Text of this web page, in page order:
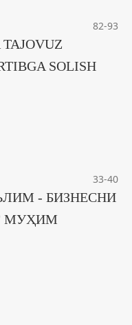
82-93
SOLISH
33-40
- БИЗНЕСНИ
МУҲИМ